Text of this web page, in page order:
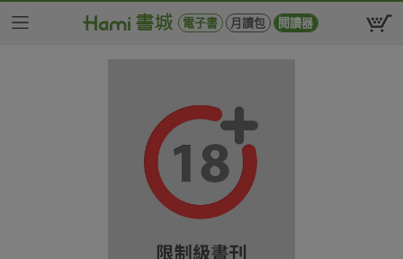
電子書 月讀包 閱讀器